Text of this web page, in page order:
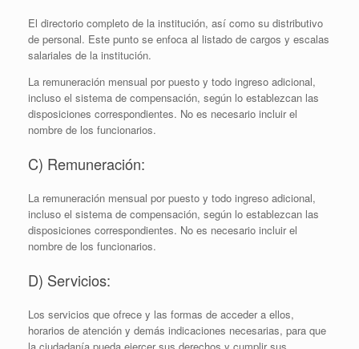
El directorio completo de la institución, así como su distributivo
de personal. Este punto se enfoca al listado de cargos y escalas
salariales de la institución.
La remuneración mensual por puesto y todo ingreso adicional,
incluso el sistema de compensación, según lo establezcan las
disposiciones correspondientes. No es necesario incluir el
nombre de los funcionarios.
C) Remuneración:
La remuneración mensual por puesto y todo ingreso adicional,
incluso el sistema de compensación, según lo establezcan las
disposiciones correspondientes. No es necesario incluir el
nombre de los funcionarios.
D) Servicios:
Los servicios que ofrece y las formas de acceder a ellos,
horarios de atención y demás indicaciones necesarias, para que